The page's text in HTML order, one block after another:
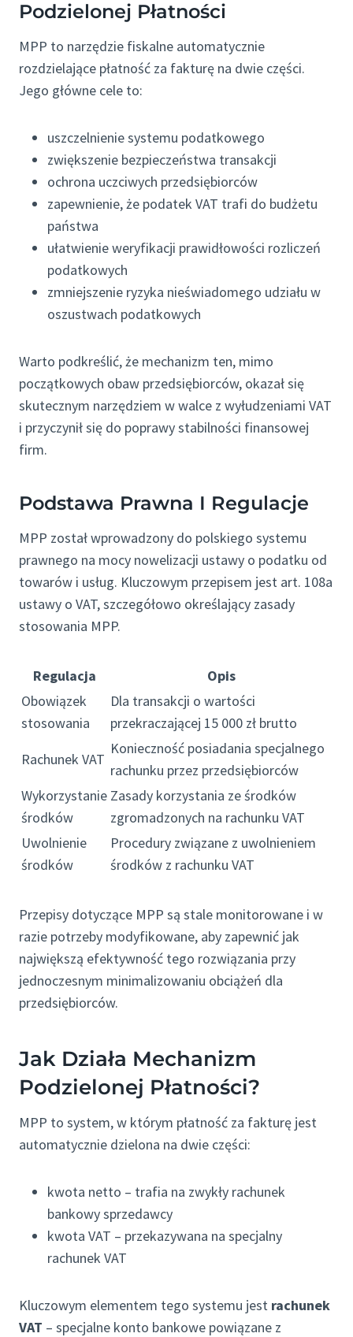
Podzielonej Płatności
MPP to narzędzie fiskalne automatycznie
rozdzielające płatność za fakturę na dwie części.
Jego główne cele to:
uszczelnienie systemu podatkowego
zwiększenie bezpieczeństwa transakcji
ochrona uczciwych przedsiębiorców
zapewnienie, że podatek VAT trafi do budżetu
państwa
ułatwienie weryfikacji prawidłowości rozliczeń
podatkowych
zmniejszenie ryzyka nieświadomego udziału w
oszustwach podatkowych
Warto podkreślić, że mechanizm ten, mimo
początkowych obaw przedsiębiorców, okazał się
skutecznym narzędziem w walce z wyłudzeniami VAT
i przyczynił się do poprawy stabilności finansowej
firm.
Podstawa Prawna I Regulacje
MPP został wprowadzony do polskiego systemu
prawnego na mocy nowelizacji ustawy o podatku od
towarów i usług. Kluczowym przepisem jest art. 108a
ustawy o VAT, szczegółowo określający zasady
stosowania MPP.
Regulacja
Opis
Obowiązek
stosowania
Dla transakcji o wartości
przekraczającej 15 000 zł brutto
Rachunek VAT
Konieczność posiadania specjalnego
rachunku przez przedsiębiorców
Wykorzystanie
środków
Zasady korzystania ze środków
zgromadzonych na rachunku VAT
Uwolnienie
środków
Procedury związane z uwolnieniem
środków z rachunku VAT
Przepisy dotyczące MPP są stale monitorowane i w
razie potrzeby modyfikowane, aby zapewnić jak
największą efektywność tego rozwiązania przy
jednoczesnym minimalizowaniu obciążeń dla
przedsiębiorców.
Jak Działa Mechanizm
Podzielonej Płatności?
MPP to system, w którym płatność za fakturę jest
automatycznie dzielona na dwie części:
kwota netto – trafia na zwykły rachunek
bankowy sprzedawcy
kwota VAT – przekazywana na specjalny
rachunek VAT
Kluczowym elementem tego systemu jest rachunek
VAT – specjalne konto bankowe powiązane z